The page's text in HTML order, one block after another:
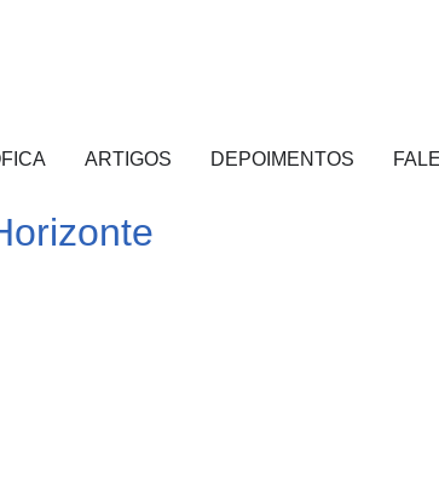
ARTIGOS DEPOIMENTOS